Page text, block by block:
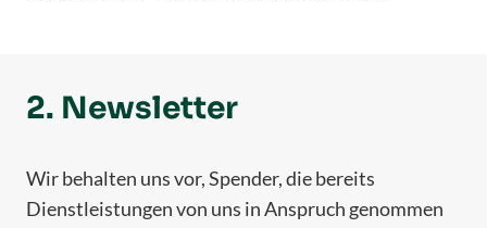
2. Newsletter
Wir behalten uns vor, Spender, die bereits
Dienstleistungen von uns in Anspruch genommen